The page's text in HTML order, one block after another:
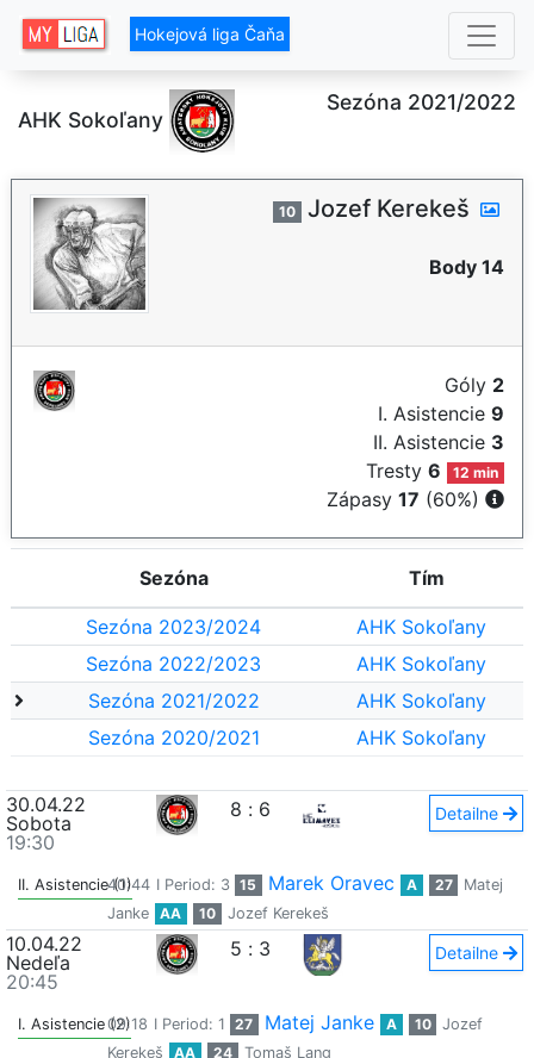
Hokejová liga Čaňa
AHK Sokoľany
Sezóna 2021/2022
10 Jozef Kerekeš
Body 14
Góly 2
I. Asistencie 9
II. Asistencie 3
Tresty6 12 min
Zápasy 17 (60%)
Sezóna Tím
Sezóna 2023/2024
AHK Sokoľany
Sezóna 2022/2023
AHK Sokoľany
Sezóna 2021/2022
AHK Sokoľany
Sezóna 2020/2021
AHK Sokoľany
30.04.22
Sobota
19:30
8 : 6 Detailne
II. Asistencie (1)
40:44 I Period: 3 15 Marek Oravec A 27
Matej
Janke
AA 10 Jozef Kerekeš
10.04.22
Nedeľa
20:45
5 : 3 Detailne
I. Asistencie (2)
09:18 I Period: 1 27 Matej Janke A 10
Jozef
Kerekeš
AA 24
Tomaš Lang